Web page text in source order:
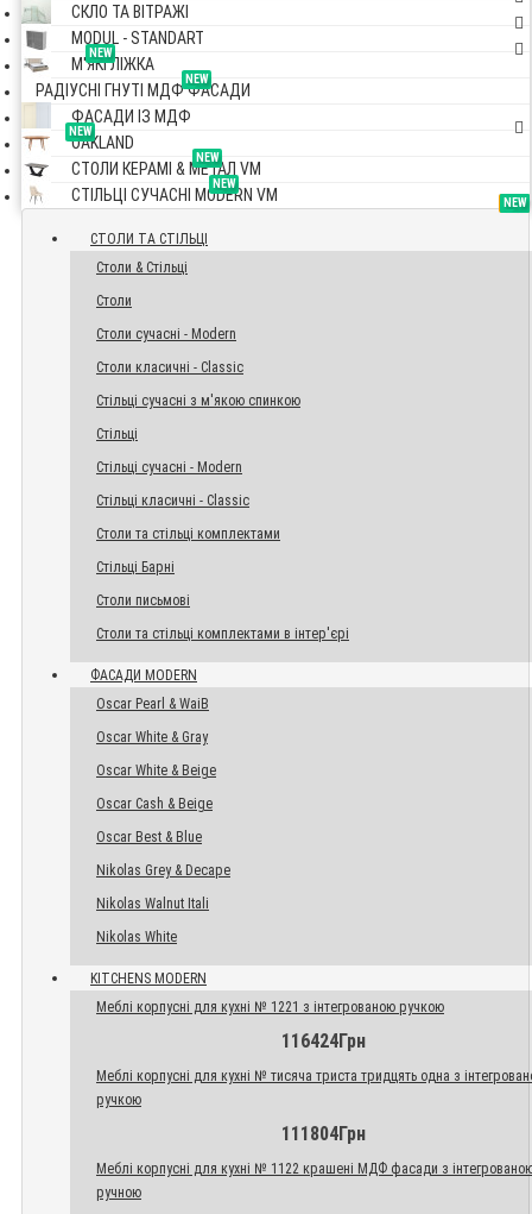
СКЛО ТА ВІТРАЖІ
MODUL - STANDART
NEW
М'ЯКІ ЛІЖКА
NEW
РАДІУСНІ ГНУТІ МДФ ФАСАДИ
ФАСАДИ ІЗ МДФ
NEW
OAKLAND
NEW
СТОЛИ КЕРАМІ & МЕТАЛ VM
NEW
СТІЛЬЦІ СУЧАСНІ MODERN VM TOP
СТОЛИ ТА СТІЛЬЦІ
Столи & Стільці
Столи
Столи сучасні - Modern
Столи класичні - Classic
Стільці сучасні з м'якою спинкою
Стільці
Стільці сучасні - Modern
Стільці класичні - Classic
Столи та стільці комплектами
Стільці Барні
Столи письмові
Столи та стільці комплектами в інтер'єрі
NEW
ФАСАДИ MODERN
Oscar Pearl & WaiB
Oscar White & Gray
Oscar White & Beige
Oscar Cash & Beige
Oscar Best & Blue
Nikolas Grey & Decape
Nikolas Walnut Itali
Nikolas White
NEW
KITCHENS MODERN
Меблі корпусні для кухні № 1221 з інтегрованою ручкою
116424Грн
Меблі корпусні для кухні № тисяча триста тридцять одна з
ручкою
111804Грн
Меблі корпусні для кухні № 1122 крашені МДФ фасади з
ручною
NEW